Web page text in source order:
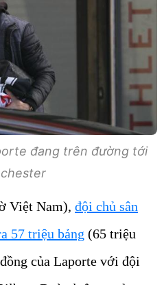
đang trên đường tới
Việt Nam), đội chủ sân
57 triệu bảng (65 triệu
của Laporte với đội